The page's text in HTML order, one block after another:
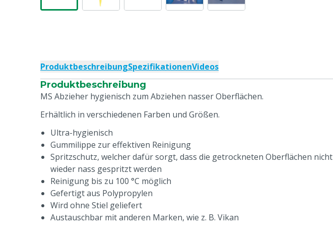
ProduktbeschreibungSpezifikationenVideos
Produktbeschreibung
MS Abzieher hygienisch zum Abziehen nasser Oberflächen.
Erhältlich in verschiedenen Farben und Größen.
Ultra-hygienisch
Gummilippe zur effektiven Reinigung
Spritzschutz, welcher dafür sorgt, dass die getrockneten Oberflächen nicht
wieder nass gespritzt werden
Reinigung bis zu 100 °C möglich
Gefertigt aus Polypropylen
Wird ohne Stiel geliefert
Austauschbar mit anderen Marken, wie z. B. Vikan